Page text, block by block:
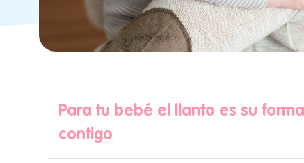
Para tu bebé el llanto es su
contigo